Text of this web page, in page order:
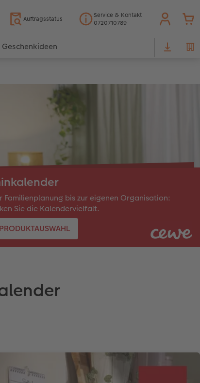
Auftragsstatus
Service & Kontakt
0720710789
Geschenkideen
Familienplanung bis zur eigenen Organisation:
Sie die Kalendervielfalt.